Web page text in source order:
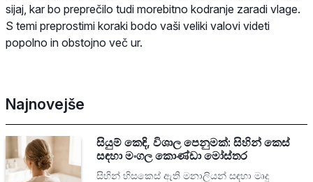
sijaj, kar bo preprečilo tudi morebitno kodranje zaradi vlage.
S temi preprostimi koraki bodo vaši veliki valovi videti
popolno in obstojno več ur.
Najnovejše
සියුම් කෙඳි, විශාල පෙනුමක්: සිහින් කෙස්
සඳහා මංගල කොණ්ඩා මෝස්තර
සිහින් හිසකෙස් ඇති මනාලියන් සඳහා මෘදු